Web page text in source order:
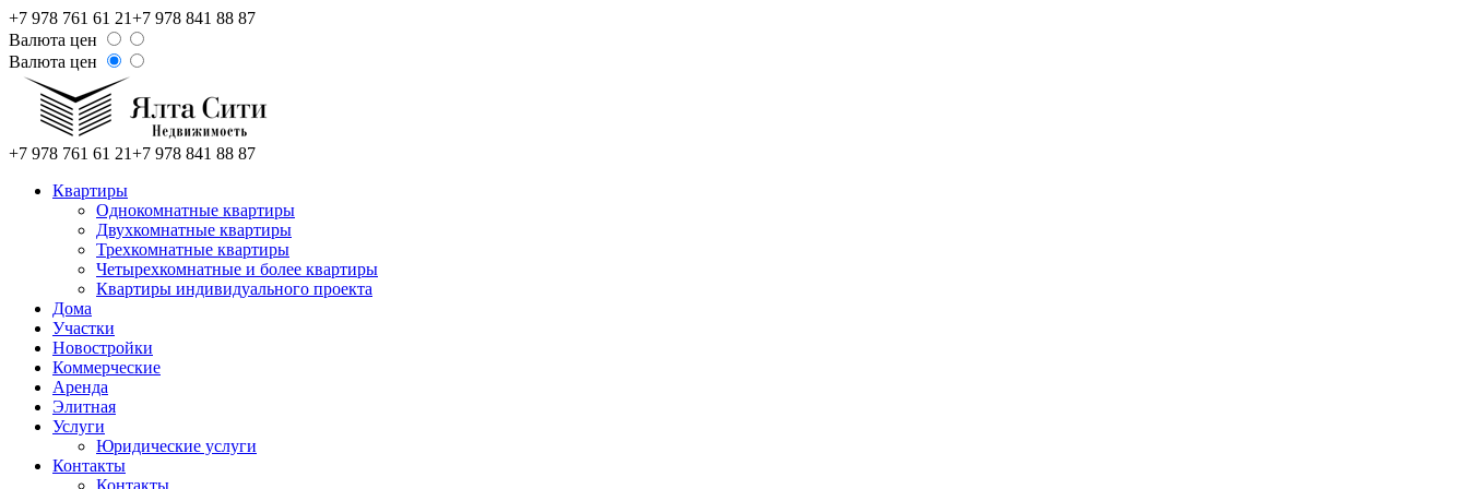
+7 978 761 61 21+7 978 841 88 87
Валюта цен
Валюта цен
+7 978 761 61 21+7 978 841 88 87
Квартиры
Однокомнатные квартиры
Двухкомнатные квартиры
Трехкомнатные квартиры
Четырехкомнатные и более квартиры
Квартиры индивидуального проекта
Дома
Участки
Новостройки
Коммерческие
Аренда
Элитная
Услуги
Юридические услуги
Контакты
Контакты